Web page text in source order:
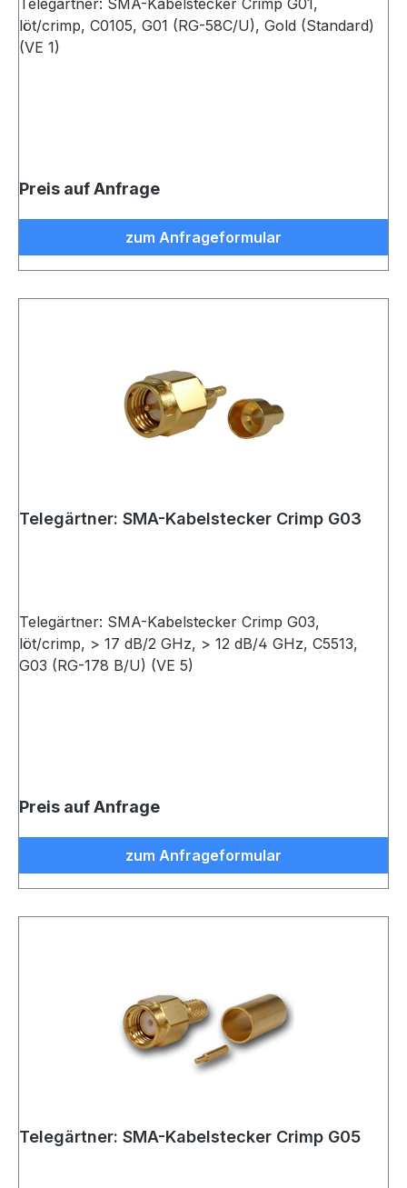
Telegärtner: SMA-Kabelstecker Crimp G01,
löt/crimp, C0105, G01 (RG-58C/U), Gold (Standard)
(VE 1)
Preis auf Anfrage
zum Anfrageformular
Telegärtner: SMA-Kabelstecker Crimp G03
Telegärtner: SMA-Kabelstecker Crimp G03,
löt/crimp, > 17 dB/2 GHz, > 12 dB/4 GHz, C5513,
G03 (RG-178 B/U) (VE 5)
Preis auf Anfrage
zum Anfrageformular
Telegärtner: SMA-Kabelstecker Crimp G05